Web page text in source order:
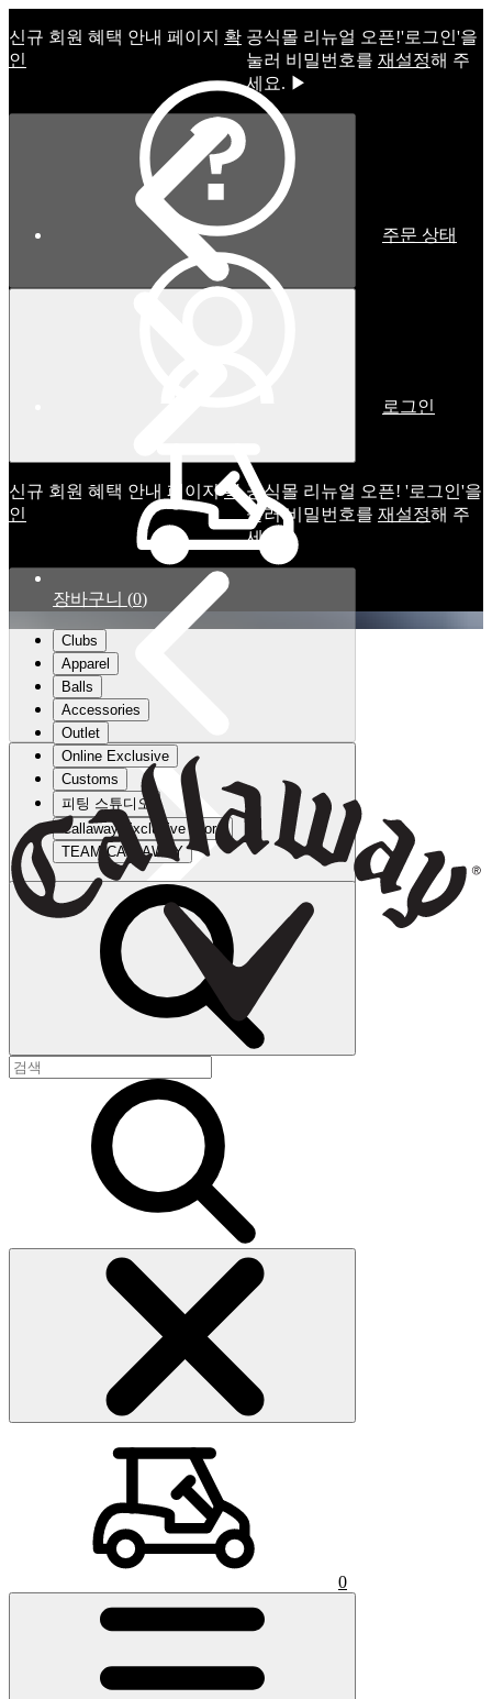
신규 회원 혜택 안내 페이지 확
인
공식몰 리뉴얼 오픈!ㅤ'로그인'을
눌러 비밀번호를 재설정해 주
세요. ▶
신규 회원 혜택 안내 페이지확
인
공식몰 리뉴얼 오픈! '로그인'을
눌러 비밀번호를 재설정해 주
세요.
주문 상태
로그인
장바구니 (0)
Clubs
Apparel
Balls
Accessories
Outlet
Online Exclusive
Customs
피팅 스튜디오
Callaway Exclusive Store
TEAM CALLAWAY
0